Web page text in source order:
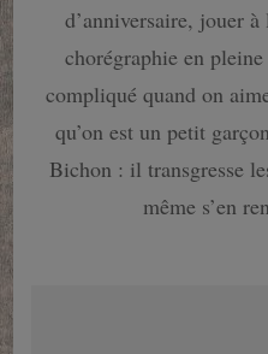
d’anniversaire, jouer
chorégraphie en
compliqué quand on
qu’on est un petit
Bichon : il transgresse
même s’en